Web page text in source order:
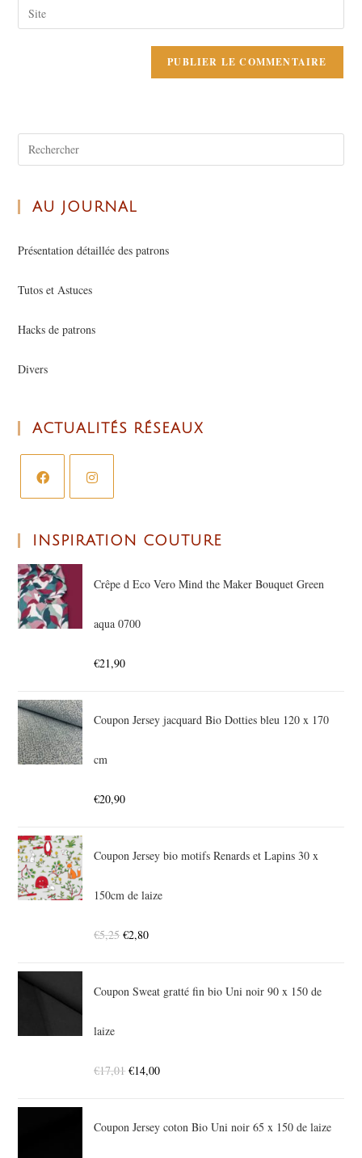
AU JOURNAL
Présentation détaillée des patrons
Tutos et Astuces
Hacks de patrons
Divers
ACTUALITÉS RÉSEAUX
INSPIRATION COUTURE
Crêpe d Eco Vero Mind the Maker Bouquet Green
aqua 0700
€21,90
Coupon Jersey jacquard Bio Dotties bleu 120 x 170
cm
€20,90
Coupon Jersey bio motifs Renards et Lapins 30 x
150cm de laize
€5,25 €2,80
Coupon Sweat gratté fin bio Uni noir 90 x 150 de
laize
€17,01 €14,00
Coupon Jersey coton Bio Uni noir 65 x 150 de laize